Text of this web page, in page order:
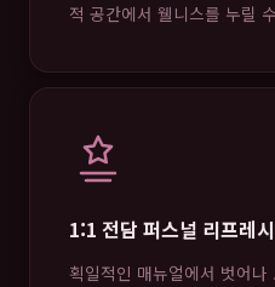
적 공간에서 웰니스를 누릴
1:1 전담 퍼스널 리프레시
획일적인 매뉴얼에서 벗어